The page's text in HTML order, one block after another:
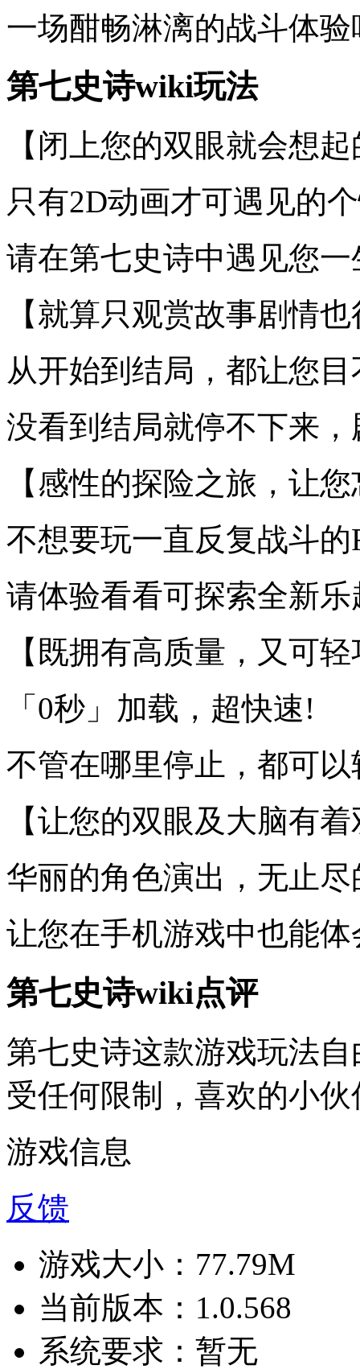
一场酣畅淋漓的战斗体验
第七史诗wiki玩法
【闭上您的双眼就会想
只有2D动画才可遇见的
请在第七史诗中遇见您
【就算只观赏故事剧情
从开始到结局，都让您
没看到结局就停不下来
【感性的探险之旅，让
不想要玩一直反复战斗的
请体验看看可探索全新
【既拥有高质量，又可
「0秒」加载，超快速!
不管在哪里停止，都可
【让您的双眼及大脑有
华丽的角色演出，无止
让您在手机游戏中也能
第七史诗wiki点评
第七史诗这款游戏玩法
受任何限制，喜欢的小
游戏信息
反馈
游戏大小： 77.79M
当前版本： 1.0.568
系统要求： 暂无